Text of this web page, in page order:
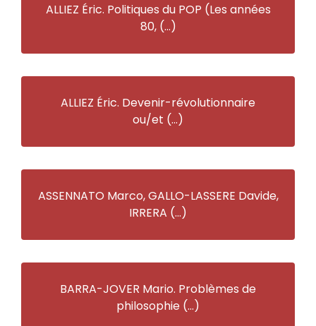
ALLIEZ Éric. Politiques du POP (Les années
80, (…)
ALLIEZ Éric. Devenir-révolutionnaire
ou/et (…)
ASSENNATO Marco, GALLO-LASSERE Davide,
IRRERA (…)
BARRA-JOVER Mario. Problèmes de
philosophie (…)